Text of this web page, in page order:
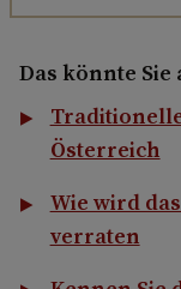
Das könnte
Österreich
Wie wird
verraten